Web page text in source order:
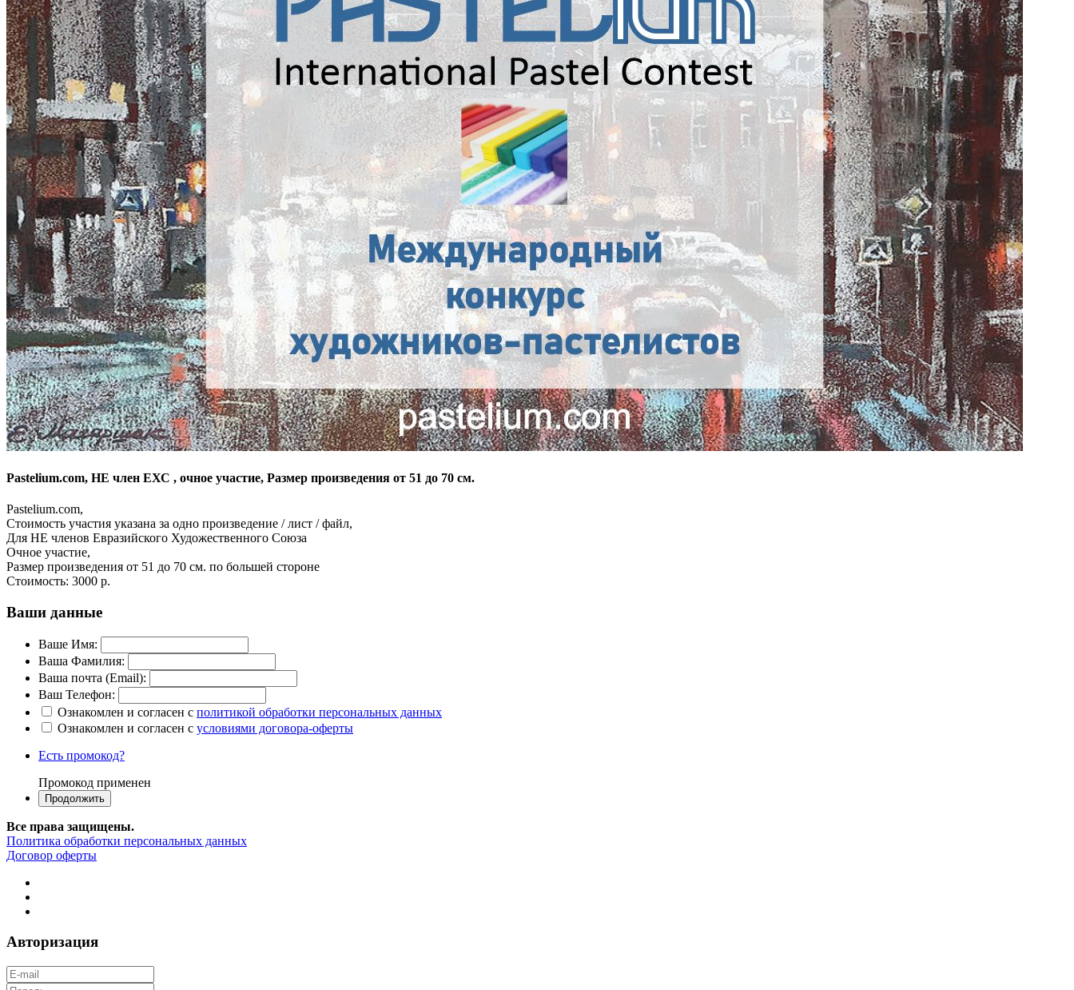
Pastelium.com, НЕ член ЕХС , очное участие, Размер произведения от 51 до 70 см.
Pastelium.com,
Стоимость участия указана за одно произведение / лист / файл,
Для НЕ членов Евразийского Художественного Союза
Очное участие,
Размер произведения от 51 до 70 см. по большей стороне
Стоимость: 3000 р.
Ваши данные
Ваше Имя:
Ваша Фамилия:
Ваша почта (Email):
Ваш Телефон:
Ознакомлен и согласен с политикой обработки персональных данных
Ознакомлен и согласен с условиями договора-оферты
Есть промокод?
Промокод применен
Все права защищены.
Политика обработки персональных данных
Договор оферты
Авторизация